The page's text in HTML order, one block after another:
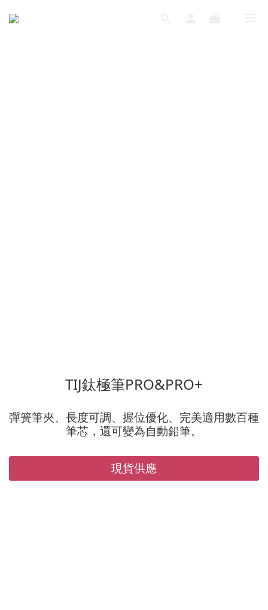
TIJ鈦極筆PRO&PRO+
彈簧筆夾、長度可調、握位優化、完美適用數百種
筆芯，還可變為自動鉛筆。
現貨供應